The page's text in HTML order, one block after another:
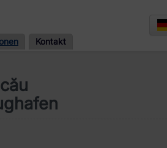
Kontakt